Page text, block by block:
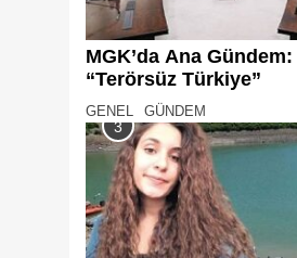
MGK’da Ana Gündem:
“Terörsüz Türkiye”
GENEL GÜNDEM
3